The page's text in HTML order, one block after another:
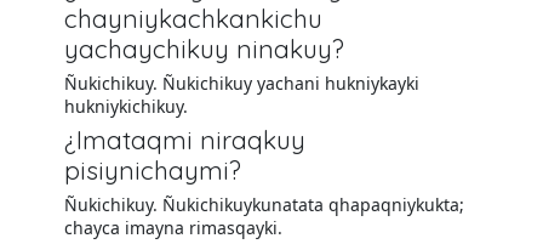
chayniykachkankichu
yachaychikuy ninakuy?
Ñukichikuy. Ñukichikuy yachani hukniykayki
hukniykichikuy.
¿Imataqmi niraqkuy
pisiynichaymi?
Ñukichikuy. Ñukichikuykunatata qhapaqniykukta;
chayca imayna rimasqayki.